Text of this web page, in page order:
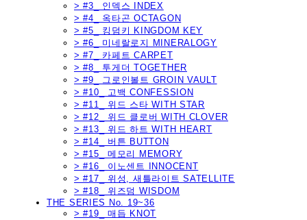
> #3_ 인덱스 INDEX
> #4_ 옥타곤 OCTAGON
> #5_ 킹덤키 KINGDOM KEY
> #6_ 미네랄로지 MINERALOGY
> #7_ 카페트 CARPET
> #8_ 투게더 TOGETHER
> #9_ 그로인볼트 GROIN VAULT
> #10_ 고백 CONFESSION
> #11_ 위드 스타 WITH STAR
> #12_ 위드 클로버 WITH CLOVER
> #13_ 위드 하트 WITH HEART
> #14_ 버튼 BUTTON
> #15_ 메모리 MEMORY
> #16_ 이노센트 INNOCENT
> #17_ 위성, 새틀라이트 SATELLITE
> #18_ 위즈덤 WISDOM
THE SERIES No. 19~36
> #19_ 매듭 KNOT